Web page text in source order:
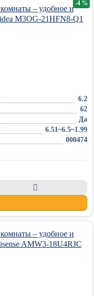
6.2
62
Да
6.51~6.5~1.99
000474
-4 %